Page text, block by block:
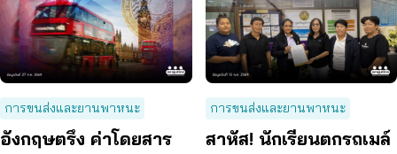
การขนส่งและยานพาหนะ
อังกฤษตรึง ค่าโดยสาร
การขนส่งและยานพาหนะ
สาหัส! นักเรียนตกรถเมล์